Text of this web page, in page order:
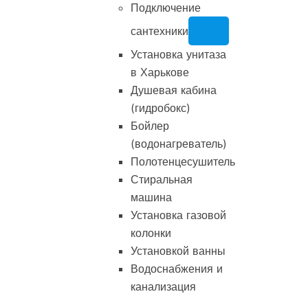
Подключение
сантехники
Установка унитаза
в Харькове
Душевая кабина
(гидробокс)
Бойлер
(водонагреватель)
Полотенцесушитель
Стиральная
машина
Установка газовой
колонки
Установкой ванны
Водоснабжения и
канализация